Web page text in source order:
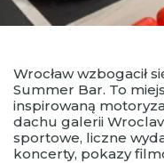
Wrocław wzbogacił
Summer Bar. To
inspirowaną
dachu galerii
sportowe, liczne
koncerty, pokazy